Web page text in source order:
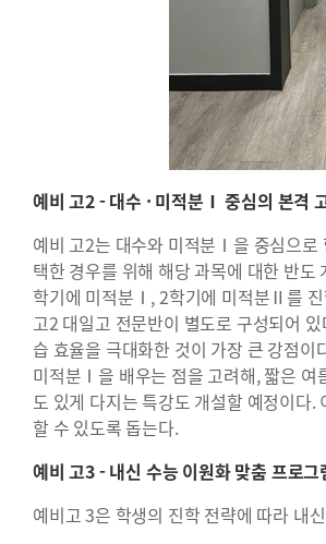
예비 고2 - 대수 · 미적분Ⅰ 중심의 본격
예비 고2는 대수와 미적분Ⅰ을 중심으
택한 경우를 위해 해당 과목에 대한 반
학기에 미적분Ⅰ, 2학기에 미적분Ⅱ를 진
고2 대일고 전문반이 별도로 구성되어
습 효율을 극대화한 것이 가장 큰 강점
미적분Ⅰ을 배우는 점을 고려해, 짧은
도 있게 다지는 특강도 개설할 예정이다
할 수 있도록 돕는다.
예비 고3 - 내신 수능 이원화 맞춤 프로그
예비고 3은 학생의 진학 전략에 따라 내